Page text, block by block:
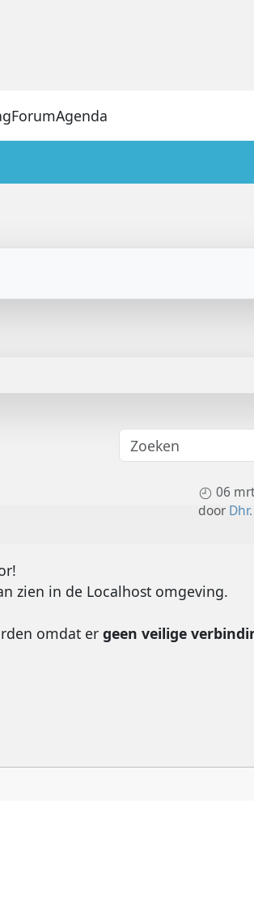
ForumAgenda
06
door
zien in de Localhost omgeving.
omdat er geen veilige